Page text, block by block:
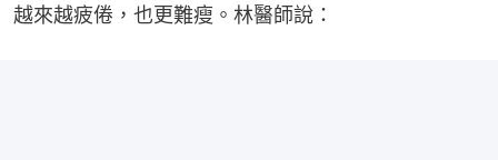
越來越疲倦，也更難瘦。林醫師說：